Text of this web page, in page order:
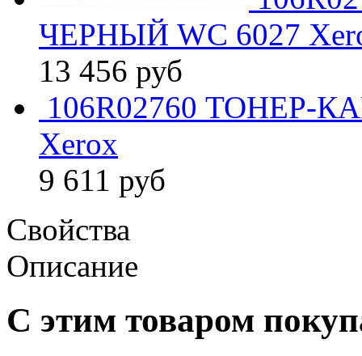
ЧЕРНЫЙ WC 6027
13 456 руб
106R02760 ТОНЕР-
Xerox
9 611 руб
Свойства
Описание
С этим товаром